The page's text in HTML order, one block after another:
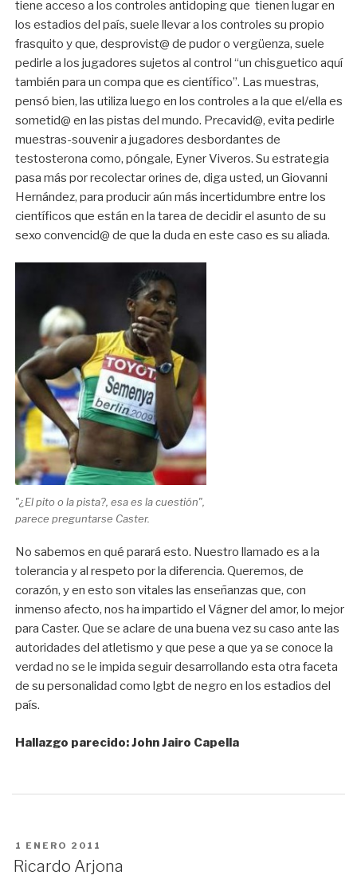
tiene acceso a los controles antidoping que tienen lugar en
los estadios del país, suele llevar a los controles su propio
frasquito y que, desprovist@ de pudor o vergüenza, suele
pedirle a los jugadores sujetos al control “un chisguetico aquí
también para un compa que es científico”. Las muestras,
pensó bien, las utiliza luego en los controles a la que el/ella es
sometid@ en las pistas del mundo. Precavid@, evita pedirle
muestras-souvenir a jugadores desbordantes de
testosterona como, póngale, Eyner Viveros. Su estrategia
pasa más por recolectar orines de, diga usted, un Giovanni
Hernández, para producir aún más incertidumbre entre los
científicos que están en la tarea de decidir el asunto de su
sexo convencid@ de que la duda en este caso es su aliada.
"¿El pito o la pista?, esa es la cuestión",
parece preguntarse Caster.
No sabemos en qué parará esto. Nuestro llamado es a la
tolerancia y al respeto por la diferencia. Queremos, de
corazón, y en esto son vitales las enseñanzas que, con
inmenso afecto, nos ha impartido el Vágner del amor, lo mejor
para Caster. Que se aclare de una buena vez su caso ante las
autoridades del atletismo y que pese a que ya se conoce la
verdad no se le impida seguir desarrollando esta otra faceta
de su personalidad como lgbt de negro en los estadios del
país.
Hallazgo parecido: John Jairo Capella
PUBLICADO
EN
1 ENERO 2011
Ricardo Arjona